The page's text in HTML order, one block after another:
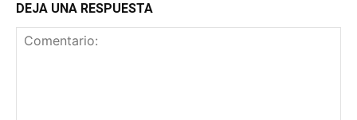
DEJA UNA RESPUESTA